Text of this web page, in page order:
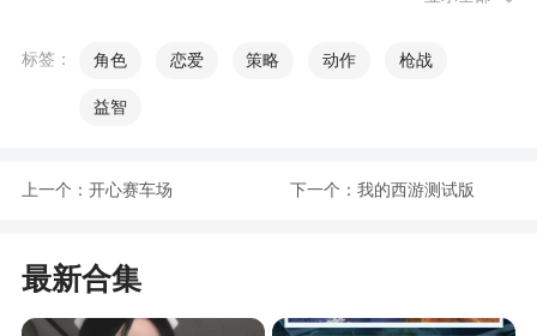
装备的耐久度类似这样显示：230/300。第一个
数字表示装备的当前耐久度，第二个数字表示耐久
点击该装备进行修复,在设置中选中自动修复耐久
4、装备洗炼
每个部位的装备都有基础属性，如武器的攻击
标签： 角色 恋爱 策略 动作 枪战
益智
上一个： 开心赛车场 下一个： 我的西游测试版
最新合集